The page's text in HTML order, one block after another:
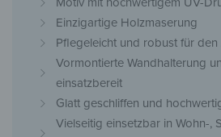
Einzigartige Holzmaserung
Pflegeleicht und robust für den
Vormontierte Wandhalterung
einsatzbereit
Glatt geschliffen und
Vielseitig einsetzbar in Wohn-,